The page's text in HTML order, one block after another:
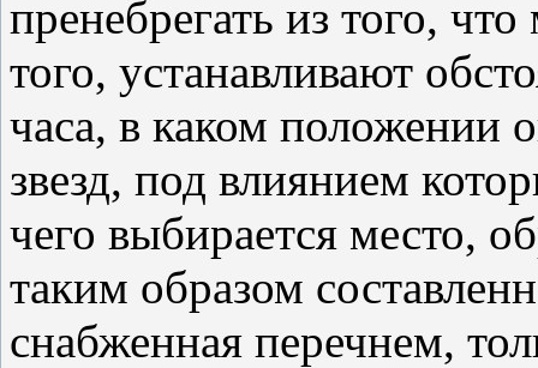
пренебрегать из того,
того, устанавливают
часа, в каком положении
звезд, под влиянием
чего выбирается место,
таким образом
снабженная перечнем,